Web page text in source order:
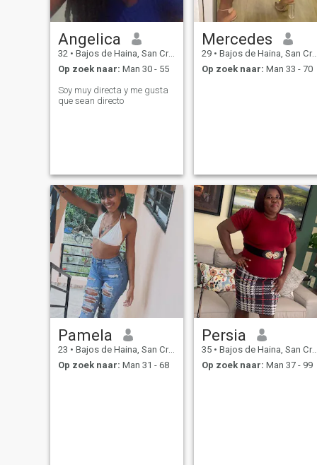
Angelica
32 • Bajos de Haina, San Cristóbal, Dominicaanse Rep.
Op zoek naar: Man 30 - 55
Soy muy directa y me gusta
que sean directo
Mercedes
29 • Bajos de Haina, San Cristóbal, Dominicaanse Rep.
Op zoek naar: Man 33 - 70
Pamela
23 • Bajos de Haina, San Cristóbal, Dominicaanse Rep.
Op zoek naar: Man 31 - 68
Persia
35 • Bajos de Haina, San Cristóbal, Dominicaanse Rep.
Op zoek naar: Man 37 - 99